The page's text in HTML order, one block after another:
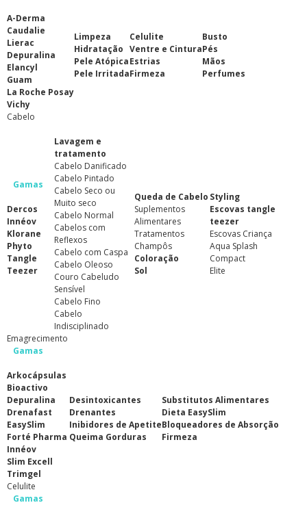
A-Derma
Caudalie
Lierac
Depuralina
Elancyl
Guam
La Roche Posay
Vichy
Limpeza
Hidratação
Pele Atópica
Pele Irritada
Celulite
Ventre e Cintura
Estrias
Firmeza
Busto
Pés
Mãos
Perfumes
Cabelo
Gamas
Dercos
Innéov
Klorane
Phyto
Tangle
Teezer
Lavagem e
tratamento
Cabelo Danificado
Cabelo Pintado
Cabelo Seco ou
Muito seco
Cabelo Normal
Cabelos com
Reflexos
Cabelo com Caspa
Cabelo Oleoso
Couro Cabeludo
Sensível
Cabelo Fino
Cabelo
Indisciplinado
Queda de Cabelo
Suplementos
Alimentares
Tratamentos
Champôs
Coloração
Sol
Styling
Escovas tangle
teezer
Escovas Criança
Aqua Splash
Compact
Elite
Emagrecimento
Gamas
Arkocápsulas
Bioactivo
Depuralina
Drenafast
EasySlim
Forté Pharma
Innéov
Slim Excell
Trimgel
Desintoxicantes
Drenantes
Inibidores de Apetite
Queima Gorduras
Substitutos Alimentares
Dieta EasySlim
Bloqueadores de Absorção
Firmeza
Celulite
Gamas